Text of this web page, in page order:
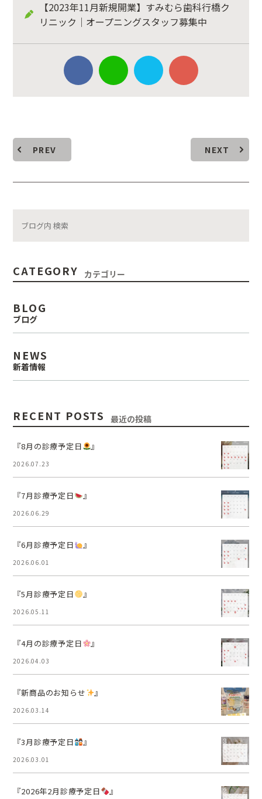
【2023年11月新規開業】すみむら歯科行橋ク
リニック｜オープニングスタッフ募集中
PREV NEXT
CATEGORY カテゴリー
BLOG
ブログ
NEWS
新着情報
RECENT POSTS 最近の投稿
『8月の診療予定日 』
2026.07.23
『7月診療予定日 』
2026.06.29
『6月診療予定日 』
2026.06.01
『5月診療予定日 』
2026.05.11
『4月の診療予定日 』
2026.04.03
『新商品のお知らせ 』
2026.03.14
『3月診療予定日 』
2026.03.01
『2026年2月診療予定日 』